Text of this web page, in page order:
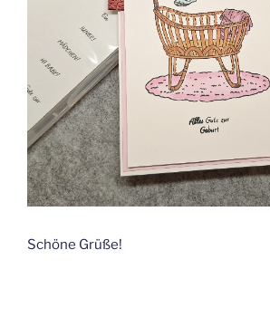
Schöne Grüße!